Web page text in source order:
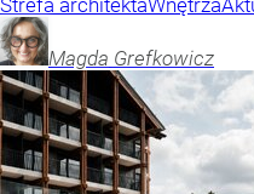
Magda Grefkowicz